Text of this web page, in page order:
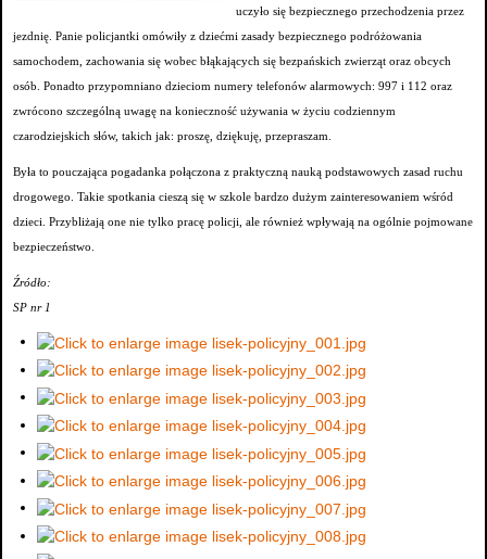
uczyło się bezpiecznego przechodzenia przez
jezdnię. Panie policjantki omówiły z dziećmi zasady bezpiecznego podróżowania
samochodem, zachowania się wobec błąkających się bezpańskich zwierząt oraz obcych
osób. Ponadto przypomniano dzieciom numery telefonów alarmowych: 997 i 112 oraz
zwrócono szczególną uwagę na konieczność używania w życiu codziennym
czarodziejskich słów, takich jak: proszę, dziękuję, przepraszam.
Była to pouczająca pogadanka połączona z praktyczną nauką podstawowych zasad ruchu
drogowego. Takie spotkania cieszą się w szkole bardzo dużym zainteresowaniem wśród
dzieci. Przybliżają one nie tylko pracę policji, ale również wpływają na ogólnie pojmowane
bezpieczeństwo.
Źródło:
SP nr 1